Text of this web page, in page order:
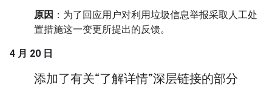
原因 ：为了回应用户对利用垃圾信息举报采取人工处
置措施这一变更所提出的反馈。
4 月 20 日
添加了有关“了解详情”深层链接的部分